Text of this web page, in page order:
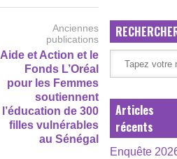
Anciennes
publications
Aide et Action et le
Fonds L’Oréal
pour les Femmes
soutiennent
l’éducation de 300
filles vulnérables
au Sénégal
Articles
récents
Enquête